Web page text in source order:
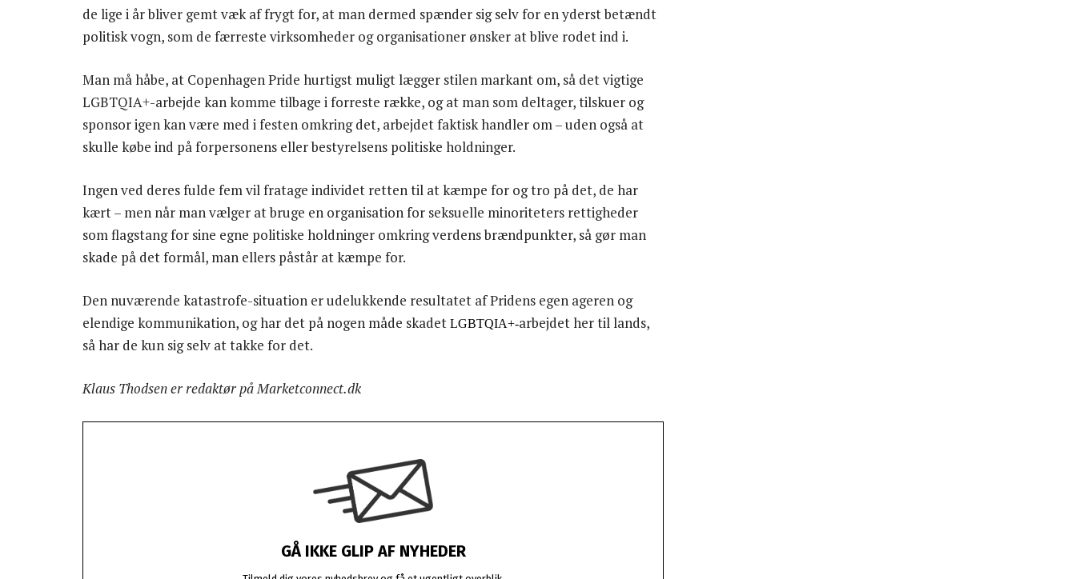
de lige i år bliver gemt væk af frygt for, at man dermed spænder sig selv for en yderst betændt
politisk vogn, som de færreste virksomheder og organisationer ønsker at blive rodet ind i.
Man må håbe, at Copenhagen Pride hurtigst muligt lægger stilen markant om, så det vigtige
LGBTQIA+-arbejde kan komme tilbage i forreste række, og at man som deltager, tilskuer og
sponsor igen kan være med i festen omkring det, arbejdet faktisk handler om – uden også at
skulle købe ind på forpersonens eller bestyrelsens politiske holdninger.
Ingen ved deres fulde fem vil fratage individet retten til at kæmpe for og tro på det, de har
kært – men når man vælger at bruge en organisation for seksuelle minoriteters rettigheder
som flagstang for sine egne politiske holdninger omkring verdens brændpunkter, så gør man
skade på det formål, man ellers påstår at kæmpe for.
Den nuværende katastrofe-situation er udelukkende resultatet af Pridens egen ageren og
elendige kommunikation, og har det på nogen måde skadet LGBTQIA+-arbejdet her til lands,
så har de kun sig selv at takke for det.
Klaus Thodsen er redaktør på Marketconnect.dk
GÅ IKKE GLIP AF NYHEDER